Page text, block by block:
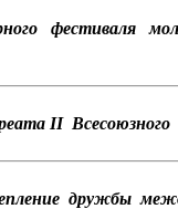
фестиваля
II
дружбы